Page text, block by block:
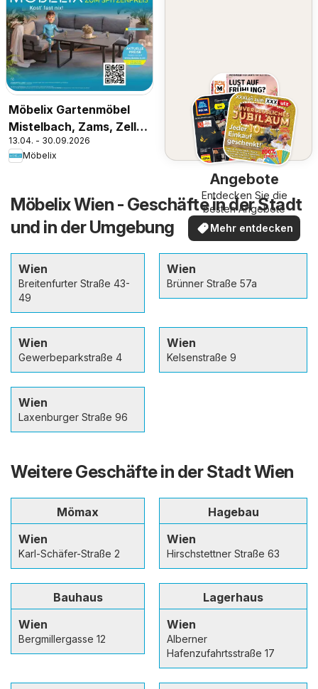
Möbelix Gartenmöbel
Mistelbach, Zams, Zell
Am See
13.04. - 30.09.2026
Möbelix
Angebote
Entdecken Sie die
besten Angebote
Mehr entdecken
Möbelix Wien - Geschäfte in der Stadt
und in der Umgebung
Wien
Breitenfurter Straße 43-
49
Wien
Brünner Straße 57a
Wien
Gewerbeparkstraße 4
Wien
Kelsenstraße 9
Wien
Laxenburger Straße 96
Weitere Geschäfte in der Stadt Wien
Mömax
Wien
Karl-Schäfer-Straße 2
Hagebau
Wien
Hirschstettner Straße 63
Bauhaus
Wien
Bergmillergasse 12
Lagerhaus
Wien
Alberner
Hafenzufahrtsstraße 17